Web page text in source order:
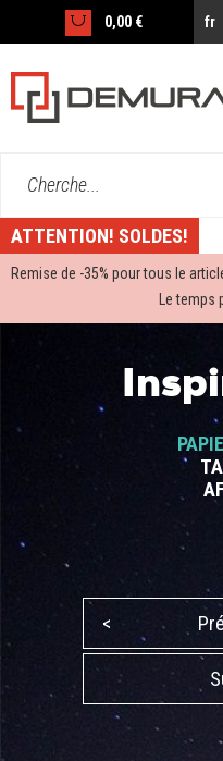
0,00 € fr
Cherche...
ATTENTION! SOLDES!
Remise de -35% pour tous le
Le
<